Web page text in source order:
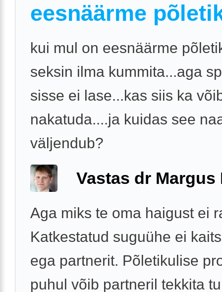
eesnäärme
kui mul on eesnäärme
seksin ilma kummita...aga
sisse ei lase...kas siis ka
nakatuda....ja kuidas see
väljendub?
Vastas dr Margus
Aga miks te oma haigust ei
Katkestatud suguühe ei
ega partnerit. Põletikulise
puhul võib partneril tekkita